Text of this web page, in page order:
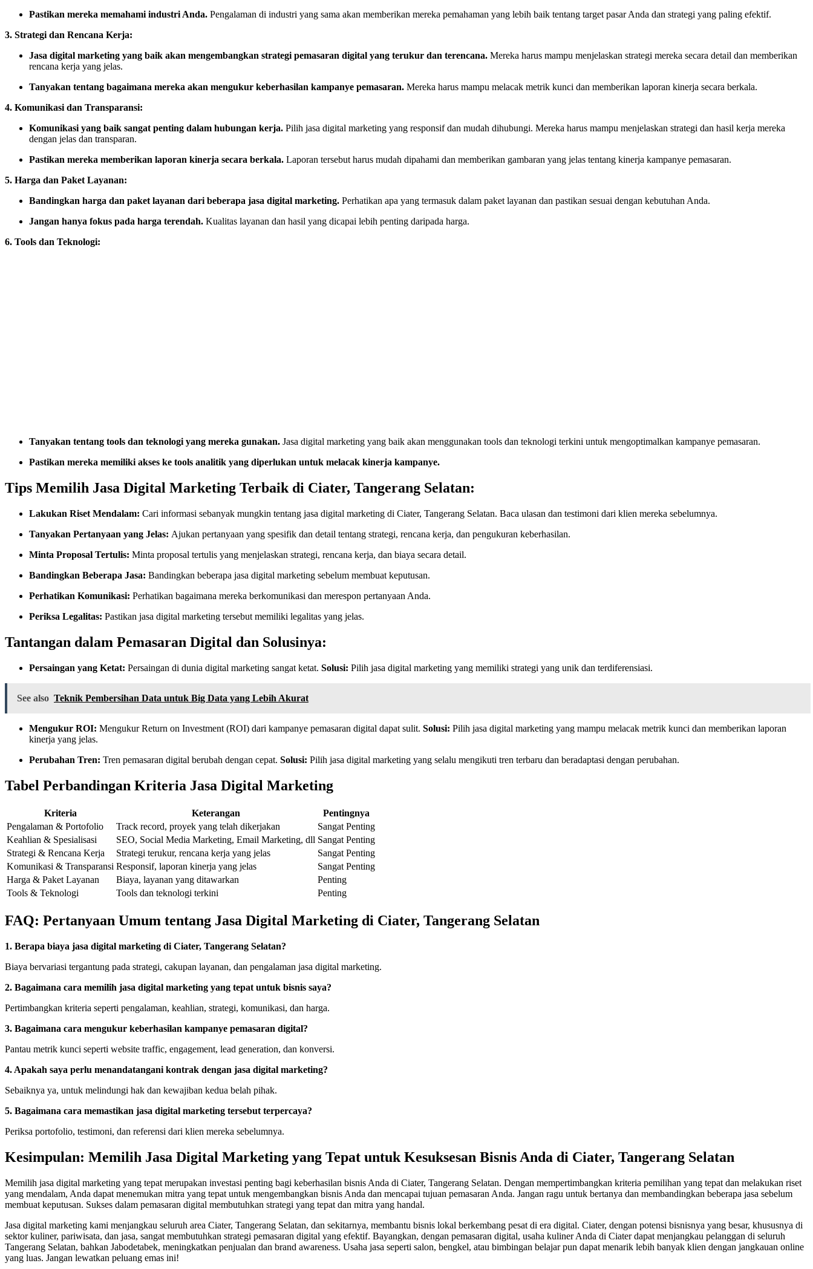
Pastikan mereka memahami industri Anda. Pengalaman di industri yang sama akan memberikan mereka pemahaman yang lebih baik tentang target pasar Anda dan strategi yang paling efektif.
3. Strategi dan Rencana Kerja:
Jasa digital marketing yang baik akan mengembangkan strategi pemasaran digital yang terukur dan terencana. Mereka harus mampu menjelaskan strategi mereka secara detail dan memberikan
rencana kerja yang jelas.
Tanyakan tentang bagaimana mereka akan mengukur keberhasilan kampanye pemasaran. Mereka harus mampu melacak metrik kunci dan memberikan laporan kinerja secara berkala.
4. Komunikasi dan Transparansi:
Komunikasi yang baik sangat penting dalam hubungan kerja. Pilih jasa digital marketing yang responsif dan mudah dihubungi. Mereka harus mampu menjelaskan strategi dan hasil kerja mereka
dengan jelas dan transparan.
Pastikan mereka memberikan laporan kinerja secara berkala. Laporan tersebut harus mudah dipahami dan memberikan gambaran yang jelas tentang kinerja kampanye pemasaran.
5. Harga dan Paket Layanan:
Bandingkan harga dan paket layanan dari beberapa jasa digital marketing. Perhatikan apa yang termasuk dalam paket layanan dan pastikan sesuai dengan kebutuhan Anda.
Jangan hanya fokus pada harga terendah. Kualitas layanan dan hasil yang dicapai lebih penting daripada harga.
6. Tools dan Teknologi:
Tanyakan tentang tools dan teknologi yang mereka gunakan. Jasa digital marketing yang baik akan menggunakan tools dan teknologi terkini untuk mengoptimalkan kampanye pemasaran.
Pastikan mereka memiliki akses ke tools analitik yang diperlukan untuk melacak kinerja kampanye.
Tips Memilih Jasa Digital Marketing Terbaik di Ciater, Tangerang Selatan:
Lakukan Riset Mendalam: Cari informasi sebanyak mungkin tentang jasa digital marketing di Ciater, Tangerang Selatan. Baca ulasan dan testimoni dari klien mereka sebelumnya.
Tanyakan Pertanyaan yang Jelas: Ajukan pertanyaan yang spesifik dan detail tentang strategi, rencana kerja, dan pengukuran keberhasilan.
Minta Proposal Tertulis: Minta proposal tertulis yang menjelaskan strategi, rencana kerja, dan biaya secara detail.
Bandingkan Beberapa Jasa: Bandingkan beberapa jasa digital marketing sebelum membuat keputusan.
Perhatikan Komunikasi: Perhatikan bagaimana mereka berkomunikasi dan merespon pertanyaan Anda.
Periksa Legalitas: Pastikan jasa digital marketing tersebut memiliki legalitas yang jelas.
Tantangan dalam Pemasaran Digital dan Solusinya:
Persaingan yang Ketat: Persaingan di dunia digital marketing sangat ketat. Solusi: Pilih jasa digital marketing yang memiliki strategi yang unik dan terdiferensiasi.
See also Teknik Pembersihan Data untuk Big Data yang Lebih Akurat
Mengukur ROI: Mengukur Return on Investment (ROI) dari kampanye pemasaran digital dapat sulit. Solusi: Pilih jasa digital marketing yang mampu melacak metrik kunci dan memberikan laporan
kinerja yang jelas.
Perubahan Tren: Tren pemasaran digital berubah dengan cepat. Solusi: Pilih jasa digital marketing yang selalu mengikuti tren terbaru dan beradaptasi dengan perubahan.
Tabel Perbandingan Kriteria Jasa Digital Marketing
Kriteria Keterangan
Pentingnya
Pengalaman & Portofolio
Track record, proyek yang telah dikerjakan
Sangat Penting
Keahlian & Spesialisasi
SEO, Social Media Marketing, Email Marketing, dll Sangat Penting
Strategi & Rencana Kerja
Strategi terukur, rencana kerja yang jelas
Sangat Penting
Komunikasi & Transparansi Responsif, laporan kinerja yang jelas
Sangat Penting
Harga & Paket Layanan
Biaya, layanan yang ditawarkan
Penting
Tools & Teknologi
Tools dan teknologi terkini Penting
FAQ: Pertanyaan Umum tentang Jasa Digital Marketing di Ciater, Tangerang Selatan
1. Berapa biaya jasa digital marketing di Ciater, Tangerang Selatan?
Biaya bervariasi tergantung pada strategi, cakupan layanan, dan pengalaman jasa digital marketing.
2. Bagaimana cara memilih jasa digital marketing yang tepat untuk bisnis saya?
Pertimbangkan kriteria seperti pengalaman, keahlian, strategi, komunikasi, dan harga.
3. Bagaimana cara mengukur keberhasilan kampanye pemasaran digital?
Pantau metrik kunci seperti website traffic, engagement, lead generation, dan konversi.
4. Apakah saya perlu menandatangani kontrak dengan jasa digital marketing?
Sebaiknya ya, untuk melindungi hak dan kewajiban kedua belah pihak.
5. Bagaimana cara memastikan jasa digital marketing tersebut terpercaya?
Periksa portofolio, testimoni, dan referensi dari klien mereka sebelumnya.
Kesimpulan: Memilih Jasa Digital Marketing yang Tepat untuk Kesuksesan Bisnis Anda di Ciater, Tangerang Selatan
Memilih jasa digital marketing yang tepat merupakan investasi penting bagi keberhasilan bisnis Anda di Ciater, Tangerang Selatan. Dengan mempertimbangkan kriteria pemilihan yang tepat dan melakukan riset
yang mendalam, Anda dapat menemukan mitra yang tepat untuk mengembangkan bisnis Anda dan mencapai tujuan pemasaran Anda. Jangan ragu untuk bertanya dan membandingkan beberapa jasa sebelum
membuat keputusan. Sukses dalam pemasaran digital membutuhkan strategi yang tepat dan mitra yang handal.
Jasa digital marketing kami menjangkau seluruh area Ciater, Tangerang Selatan, dan sekitarnya, membantu bisnis lokal berkembang pesat di era digital. Ciater, dengan potensi bisnisnya yang besar, khususnya di
sektor kuliner, pariwisata, dan jasa, sangat membutuhkan strategi pemasaran digital yang efektif. Bayangkan, dengan pemasaran digital, usaha kuliner Anda di Ciater dapat menjangkau pelanggan di seluruh
Tangerang Selatan, bahkan Jabodetabek, meningkatkan penjualan dan brand awareness. Usaha jasa seperti salon, bengkel, atau bimbingan belajar pun dapat menarik lebih banyak klien dengan jangkauan online
yang luas. Jangan lewatkan peluang emas ini!